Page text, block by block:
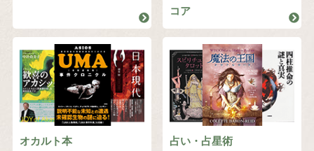
コア
オカルト本 占い・占星術